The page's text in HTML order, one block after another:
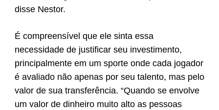
disse Nestor.
É compreensível que ele sinta essa
necessidade de justificar seu investimento,
principalmente em um sporte onde cada jogador
é avaliado não apenas por seu talento, mas pelo
valor de sua transferência. “Quando se envolve
um valor de dinheiro muito alto as pessoas